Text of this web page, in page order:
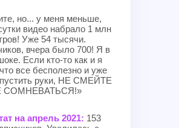
но... у меня меньше,
видео набрало 1 млн
Уже 54 тысячи.
вчера было 700! Я в
Если кто-то как и я
все бесполезно и уже
руки, НЕ СМЕЙТЕ
СОМНЕВАТЬСЯ!»
на апрель 2021: 153